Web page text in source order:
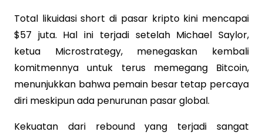
Total likuidasi short di pasar kripto kini mencapai
$57 juta. Hal ini terjadi setelah Michael Saylor,
ketua Microstrategy, menegaskan kembali
komitmennya untuk terus memegang Bitcoin,
menunjukkan bahwa pemain besar tetap percaya
diri meskipun ada penurunan pasar global.
Kekuatan dari rebound yang terjadi sangat